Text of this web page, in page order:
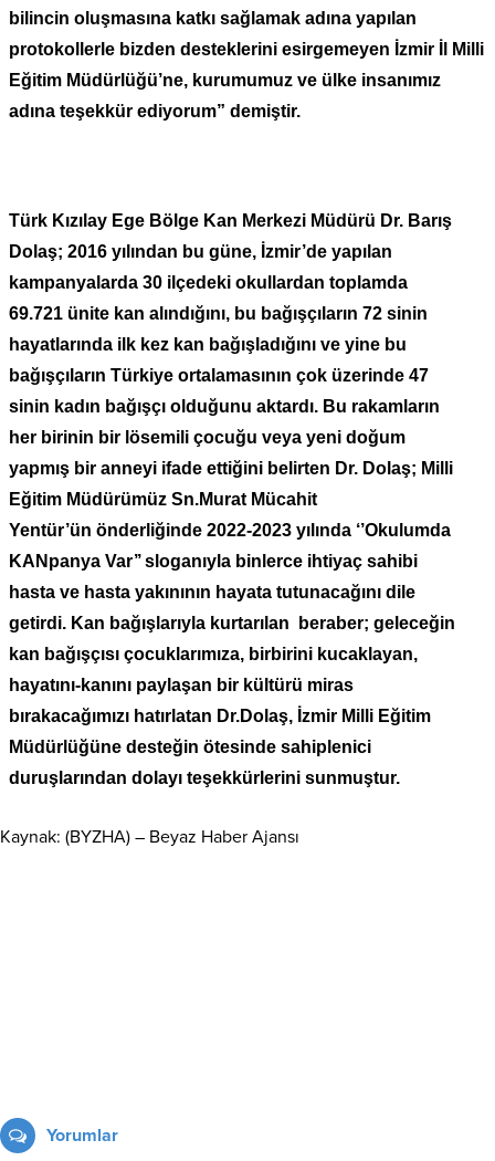
bilincin oluşmasına katkı sağlamak adına yapılan
protokollerle bizden desteklerini esirgemeyen İzmir İl Milli
Eğitim Müdürlüğü’ne, kurumumuz ve ülke insanımız
adına teşekkür ediyorum” demiştir.
Türk Kızılay Ege Bölge Kan Merkezi Müdürü Dr. Barış
Dolaş; 2016 yılından bu güne, İzmir’de yapılan
kampanyalarda 30 ilçedeki okullardan toplamda
69.721 ünite kan alındığını, bu bağışçıların 72 sinin
hayatlarında ilk kez kan bağışladığını ve yine bu
bağışçıların Türkiye ortalamasının çok üzerinde 47
sinin kadın bağışçı olduğunu aktardı. Bu rakamların
her birinin bir lösemili çocuğu veya yeni doğum
yapmış bir anneyi ifade ettiğini belirten Dr. Dolaş; Milli
Eğitim Müdürümüz Sn.Murat Mücahit
Yentür’ün önderliğinde 2022-2023 yılında ‘’Okulumda
KANpanya Var’’ sloganıyla binlerce ihtiyaç sahibi
hasta ve hasta yakınının hayata tutunacağını dile
getirdi. Kan bağışlarıyla kurtarılan beraber; geleceğin
kan bağışçısı çocuklarımıza, birbirini kucaklayan,
hayatını-kanını paylaşan bir kültürü miras
bırakacağımızı hatırlatan Dr.Dolaş, İzmir Milli Eğitim
Müdürlüğüne desteğin ötesinde sahiplenici
duruşlarından dolayı teşekkürlerini sunmuştur.
Kaynak: (BYZHA) – Beyaz Haber Ajansı
Yorumlar